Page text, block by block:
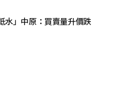
水」中原：買賣量升價跌